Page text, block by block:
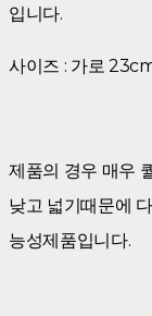
입니다.
사이즈 : 가로
제품의 경우 매우
낮고 넓기때문에
능성제품입니다.